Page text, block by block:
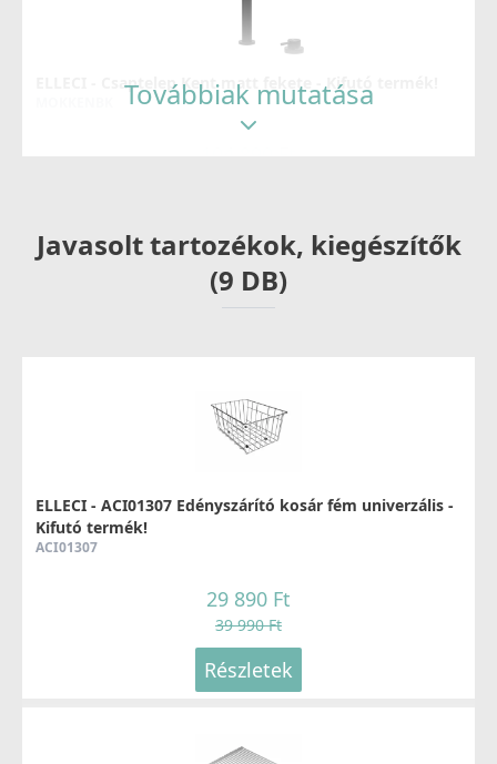
ELLECI - Csaptelep Kent matt fekete - Kifutó termék!
ELLECI - Csaptelep Fold Matt fekete
Továbbiak mutatása
Javasolt tartozékok, kiegészítők
(9 DB)
ELLECI - ACI01307 Edényszárító kosár fém univerzális -
Kifutó termék!
ACI01307
29 890 Ft
39 990 Ft
Részletek